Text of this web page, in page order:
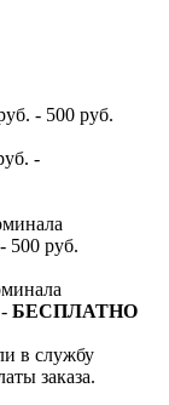
- 500 руб.
-
500 руб.
БЕСПЛАТНО
в службу
заказа.